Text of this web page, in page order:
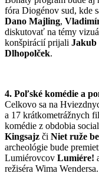
fóra Diogénov sud, kde
Dano Majling,
diskutovať na témy
konšpirácií prijali Jakub
Dlhopolček.
4. Poľské komédie a
Celkovo sa na
a 17 krátkometrážnych
komédie z obdobia
Kingsajz či Niet ruže
archeológie bude
Lumiérovcov Lumiére!
režiséra Wima Wendersa.